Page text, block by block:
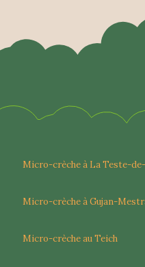
Micro-crèche à La Teste-
Micro-crèche à Gujan-
Micro-crèche au Teich